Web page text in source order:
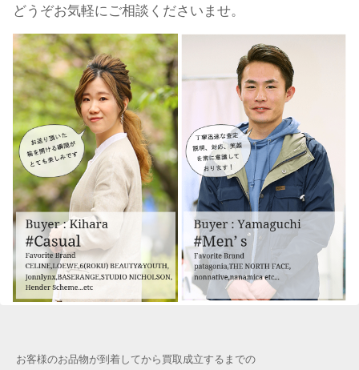
どうぞお気軽にご相談くださいませ。
お客様のお品物が到着してから買取成立するまでの